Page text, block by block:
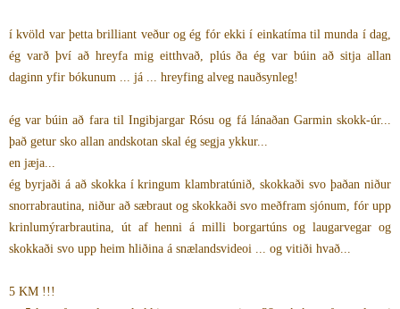
í kvöld var þetta brilliant veður og ég fór ekki í einkatíma til munda í dag,
ég varð því að hreyfa mig eitthvað, plús ða ég var búin að sitja allan
daginn yfir bókunum ... já ... hreyfing alveg nauðsynleg!
ég var búin að fara til Ingibjargar Rósu og fá lánaðan Garmin skokk-úr...
það getur sko allan andskotan skal ég segja ykkur...
en jæja...
ég byrjaði á að skokka í kringum klambratúnið, skokkaði svo þaðan niður
snorrabrautina, niður að sæbraut og skokkaði svo meðfram sjónum, fór upp
krinlumýrarbrautina, út af henni á milli borgartúns og laugarvegar og
skokkaði svo upp heim hliðina á snælandsvideoi ... og vitiði hvað...
5 KM !!!